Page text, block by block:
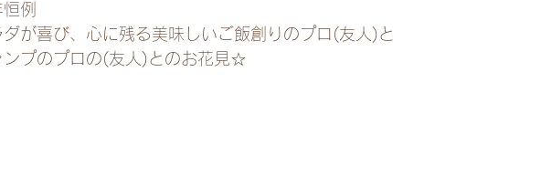
例
ダが喜び、心に残る美味しいご飯創りのプロ(友人)と
ンプのプロの(友人)とのお花見☆